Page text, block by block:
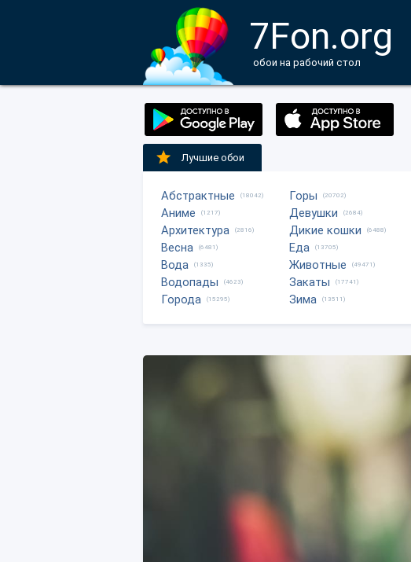
7Fon.org
обои на рабочий стол
Лучшие обои
Абстрактные (18042)
Аниме (1217)
Архитектура (2816)
Весна (6481)
Вода (1335)
Водопады (4623)
Города (15295)
Горы (20702)
Девушки (2684)
Дикие кошки (6488)
Еда (13705)
Животные (49471)
Закаты (17741)
Зима (13511)